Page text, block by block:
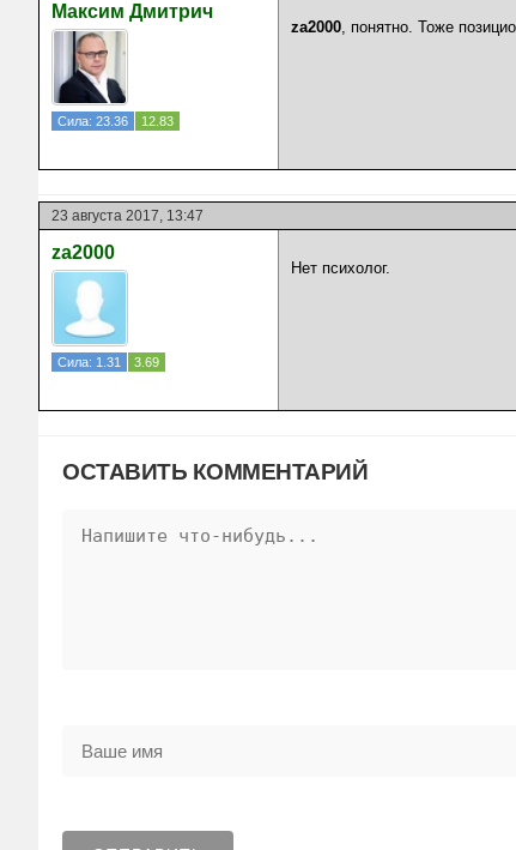
Максим Дмитрич
Сила: 23.36 12.83
za2000, понятно. Тоже
23 августа 2017, 13:47
za2000
Сила: 1.31 3.69
Нет психолог.
ОСТАВИТЬ КОММЕНТАРИЙ